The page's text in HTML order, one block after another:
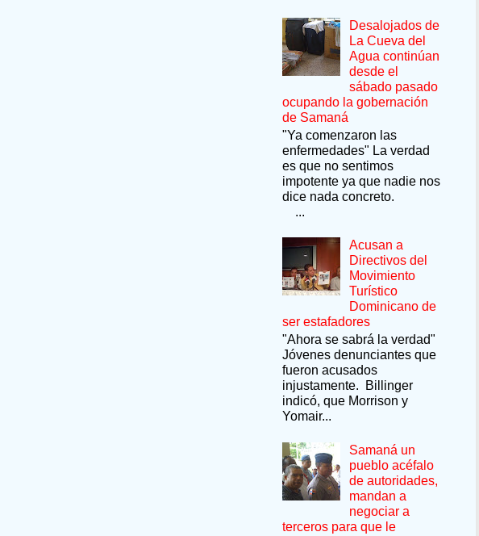
Desalojados de
La Cueva del
Agua continúan
desde el
sábado pasado
ocupando la gobernación
de Samaná
"Ya comenzaron las
enfermedades" La verdad
es que no sentimos
impotente ya que nadie nos
dice nada concreto.
...
Acusan a
Directivos del
Movimiento
Turístico
Dominicano de
ser estafadores
"Ahora se sabrá la verdad"
Jóvenes denunciantes que
fueron acusados
injustamente. Billinger
indicó, que Morrison y
Yomair...
Samaná un
pueblo acéfalo
de autoridades,
mandan a
negociar a
terceros para que le